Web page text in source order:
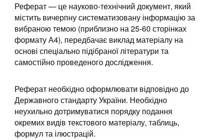
Реферат — це науково-технічний документ, який
містить вичерпну систематизовану інформацію за
вибраною темою (приблизно на 25-60 сторінках
формату А4), передбачає виклад матеріалу на
основі спеціально підібраної літератури та
самостійно проведеного дослідження.
Реферат необхідно оформлювати відповідно до
Державного стандарту України. Необхідно
неухильно дотримуватися порядку подання
окремих видів текстового матеріалу, таблиць,
формул та ілюстрацій.